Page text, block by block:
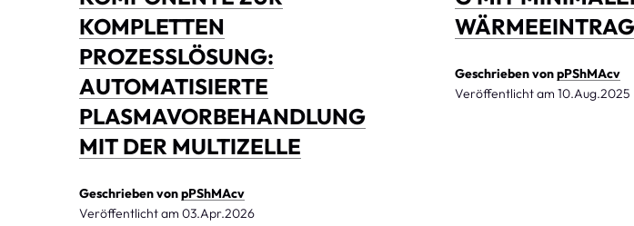
KOMPLETTEN
PROZESSLÖSUNG:
AUTOMATISIERTE
PLASMAVORBEHANDLUNG
MIT DER MULTIZELLE
Geschrieben vonpPShMAcv
Veröffentlicht am 03.Apr.2026
WÄRMEEINTRAG
Geschrieben vonpPShMAcv
Veröffentlicht am10.Aug.2025